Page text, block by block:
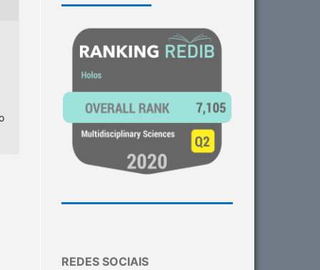
REDES SOCIAIS